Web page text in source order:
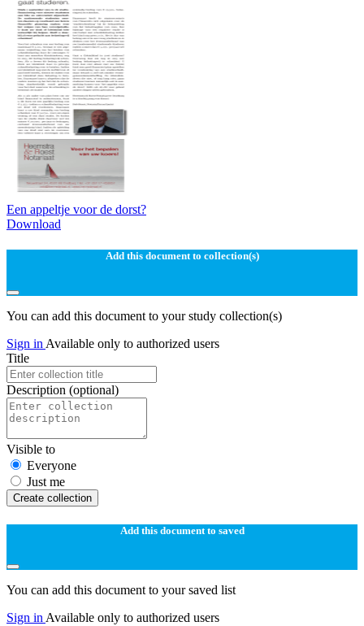
Een appeltje voor de dorst?
Download
Add this document to collection(s)
You can add this document to your study collection(s)
Sign in Available only to authorized users
Title
Description (optional)
Visible to
Everyone
Just me
Create collection
Add this document to saved
You can add this document to your saved list
Sign in Available only to authorized users